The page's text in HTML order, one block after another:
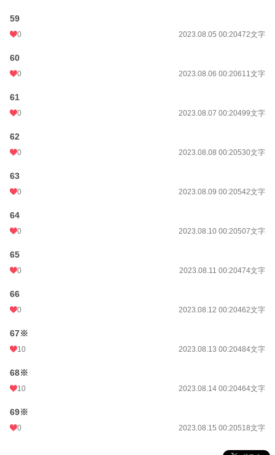
59
0 2023.08.05 00:20472文字
60
0 2023.08.06 00:20611文字
61
0 2023.08.07 00:20499文字
62
0 2023.08.08 00:20530文字
63
0 2023.08.09 00:20542文字
64
0 2023.08.10 00:20507文字
65
0 2023.08.11 00:20474文字
66
0 2023.08.12 00:20462文字
67※
10 2023.08.13 00:20484文字
68※
10 2023.08.14 00:20464文字
69※
0 2023.08.15 00:20518文字